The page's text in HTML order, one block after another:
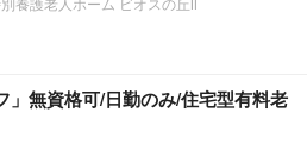
」無資格可/日勤のみ/住宅型有料老